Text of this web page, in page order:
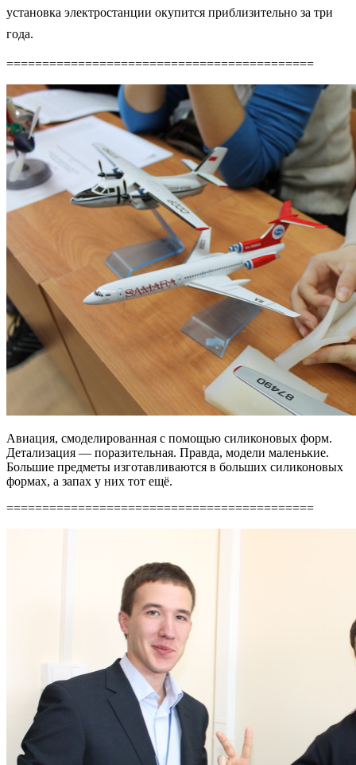
установка электростанции окупится приблизительно за три
года.
===========================================
Авиация, смоделированная с помощью силиконовых форм.
Детализация — поразительная. Правда, модели маленькие.
Большие предметы изготавливаются в больших силиконовых
формах, а запах у них тот ещё.
===========================================